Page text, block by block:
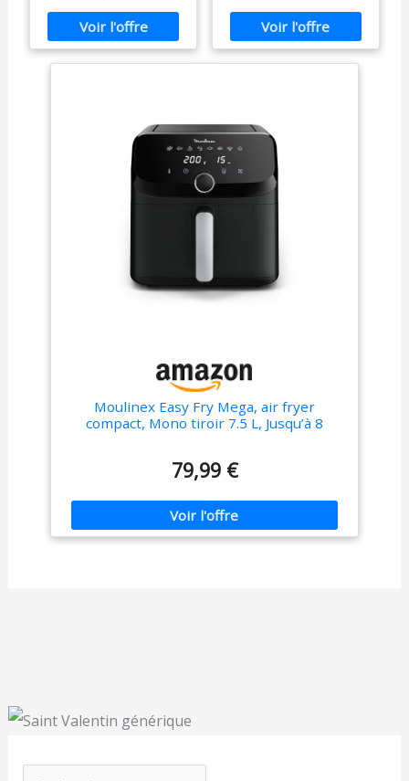
décongeler, réchauffer,
maintenir au chaud, et
plus encore ! RECETTES
PERSONNALISEES -
et envoyez-les
directement à votre
friteuse à travers
l'application HomeID.
Créées par des experts
pour une cuisine facile et
options végétaliennes et
végétariennes.
automatiques,
Séparateur double
cuisson, Application
Moulinex, air fryer
Modes de Cuisson,
Tactile, Réglable 80-
200ºC, Cuisson 60
min, Protection
Moulinex Easy Fry Mega, air fryer
compact, Mono tiroir 7.5 L, Jusqu’à 8
79,99 €